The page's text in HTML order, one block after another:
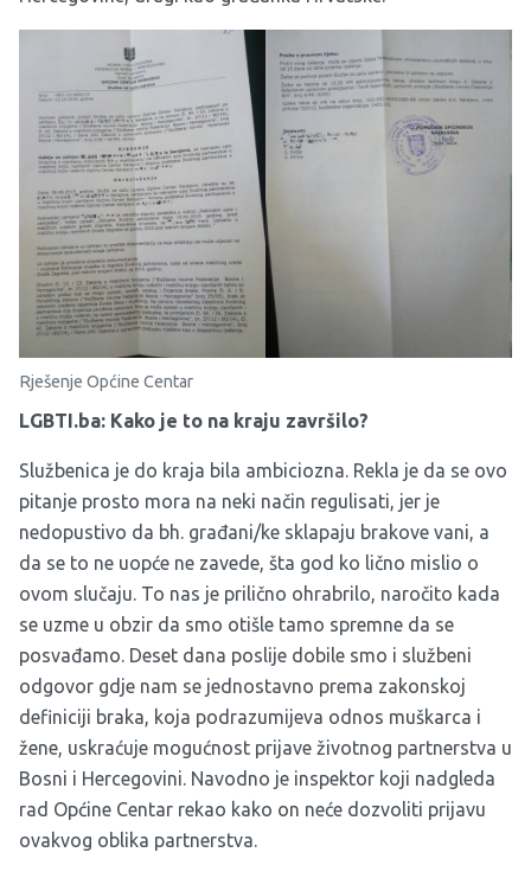
Rješenje Općine Centar
LGBTI.ba: Kako je to na kraju završilo?
Službenica je do kraja bila ambiciozna. Rekla je da se ovo
pitanje prosto mora na neki način regulisati, jer je
nedopustivo da bh. građani/ke sklapaju brakove vani, a
da se to ne uopće ne zavede, šta god ko lično mislio o
ovom slučaju. To nas je prilično ohrabrilo, naročito kada
se uzme u obzir da smo otišle tamo spremne da se
posvađamo. Deset dana poslije dobile smo i službeni
odgovor gdje nam se jednostavno prema zakonskoj
definiciji braka, koja podrazumijeva odnos muškarca i
žene, uskraćuje mogućnost prijave životnog partnerstva u
Bosni i Hercegovini. Navodno je inspektor koji nadgleda
rad Općine Centar rekao kako on neće dozvoliti prijavu
ovakvog oblika partnerstva.